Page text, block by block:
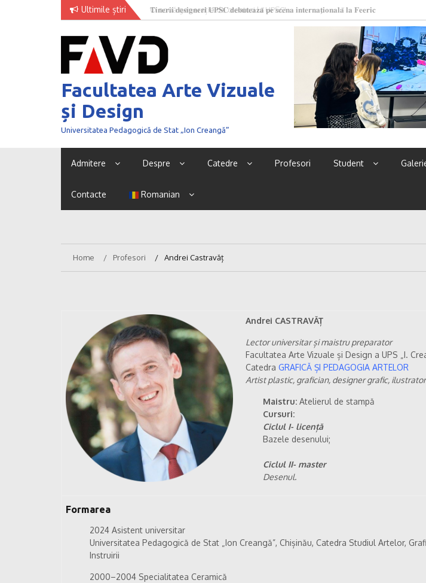
Ultimile știri
𝐓𝐢𝐧𝐞𝐫𝐢𝐢 𝐝𝐞𝐬𝐢𝐠𝐧𝐞𝐫𝐢 𝐔𝐏𝐒𝐂 𝐝𝐞𝐛𝐮𝐭𝐞𝐚𝐳𝐚̆ 𝐩𝐞 𝐬𝐜𝐞𝐧𝐚 𝐢𝐧𝐭𝐞𝐫𝐧𝐚𝐭̗𝐢𝐨𝐧𝐚𝐥𝐚̆ 𝐥𝐚 𝐅𝐞𝐞𝐫𝐢𝐜
𝐅𝐚𝐬𝐡𝐢𝐨𝐧 𝐖𝐞𝐞𝐤 𝟐𝟎𝟐𝟔
O nouă generație de creatori la UPSC!
Facultatea Arte Vizuale
și Design
Universitatea Pedagogică de Stat „Ion Creangă”
Admitere Despre Catedre Profesori Student
Contacte Romanian
Home Profesori Andrei Castravăț
Andrei CASTRAVĂȚ
Lector universitar și maistru preparator
Facultatea Arte Vizuale și Design a UPS „I.
Catedra GRAFICĂ ȘI PEDAGOGIA ARTELOR
Artist plastic, grafician, designer grafic, ilustrator
Maistru:Atelierul de stampă
Cursuri:
Ciclul I- licență
Bazele desenului;
Ciclul II- master
Desenul.
Formarea
2024 Asistent universitar
Universitatea Pedagogică de Stat „Ion Creangă”, Chișinău, Catedra Studiul Artelor,
Instruirii
2000–2004 Specialitatea Ceramică